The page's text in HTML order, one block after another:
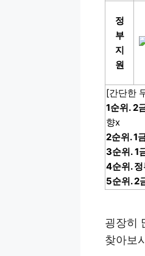
정
부
지
원
[간단한
1순위. 2
향x
2순위. 1
3순위. 1
4순위.
5순위. 2
굉장히
찾아보